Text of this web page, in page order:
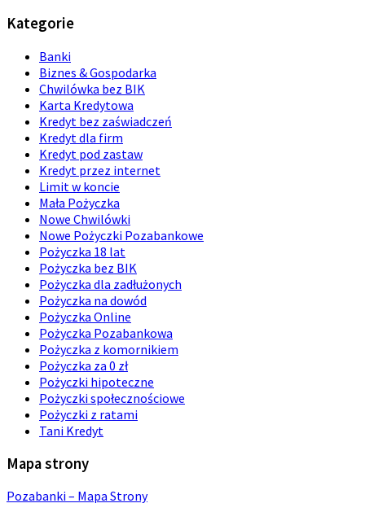
Kategorie
Banki
Biznes & Gospodarka
Chwilówka bez BIK
Karta Kredytowa
Kredyt bez zaświadczeń
Kredyt dla firm
Kredyt pod zastaw
Kredyt przez internet
Limit w koncie
Mała Pożyczka
Nowe Chwilówki
Nowe Pożyczki Pozabankowe
Pożyczka 18 lat
Pożyczka bez BIK
Pożyczka dla zadłużonych
Pożyczka na dowód
Pożyczka Online
Pożyczka Pozabankowa
Pożyczka z komornikiem
Pożyczka za 0 zł
Pożyczki hipoteczne
Pożyczki społecznościowe
Pożyczki z ratami
Tani Kredyt
Mapa strony
Pozabanki – Mapa Strony